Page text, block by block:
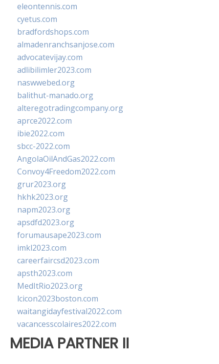
eleontennis.com
cyetus.com
bradfordshops.com
almadenranchsanjose.com
advocatevijay.com
adlibilimler2023.com
naswwebed.org
balithut-manado.org
alteregotradingcompany.org
aprce2022.com
ibie2022.com
sbcc-2022.com
AngolaOilAndGas2022.com
Convoy4Freedom2022.com
grur2023.org
hkhk2023.org
napm2023.org
apsdfd2023.org
forumausape2023.com
imkl2023.com
careerfaircsd2023.com
apsth2023.com
MedItRio2023.org
lcicon2023boston.com
waitangidayfestival2022.com
vacancesscolaires2022.com
MEDIA PARTNER II